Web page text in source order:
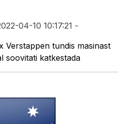
04-10 10:17:21 -
Verstappen tundis masinast
soovitati katkestada